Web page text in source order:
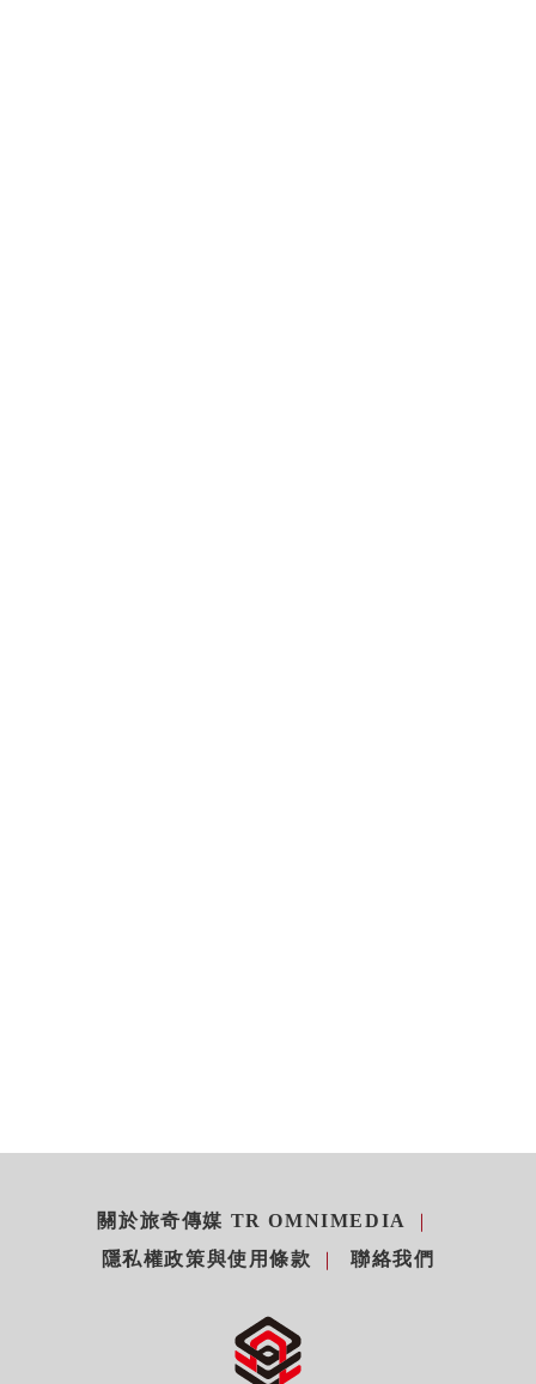
關於旅奇傳媒 TR OMNIMEDIA
隱私權政策與使用條款
聯絡我們